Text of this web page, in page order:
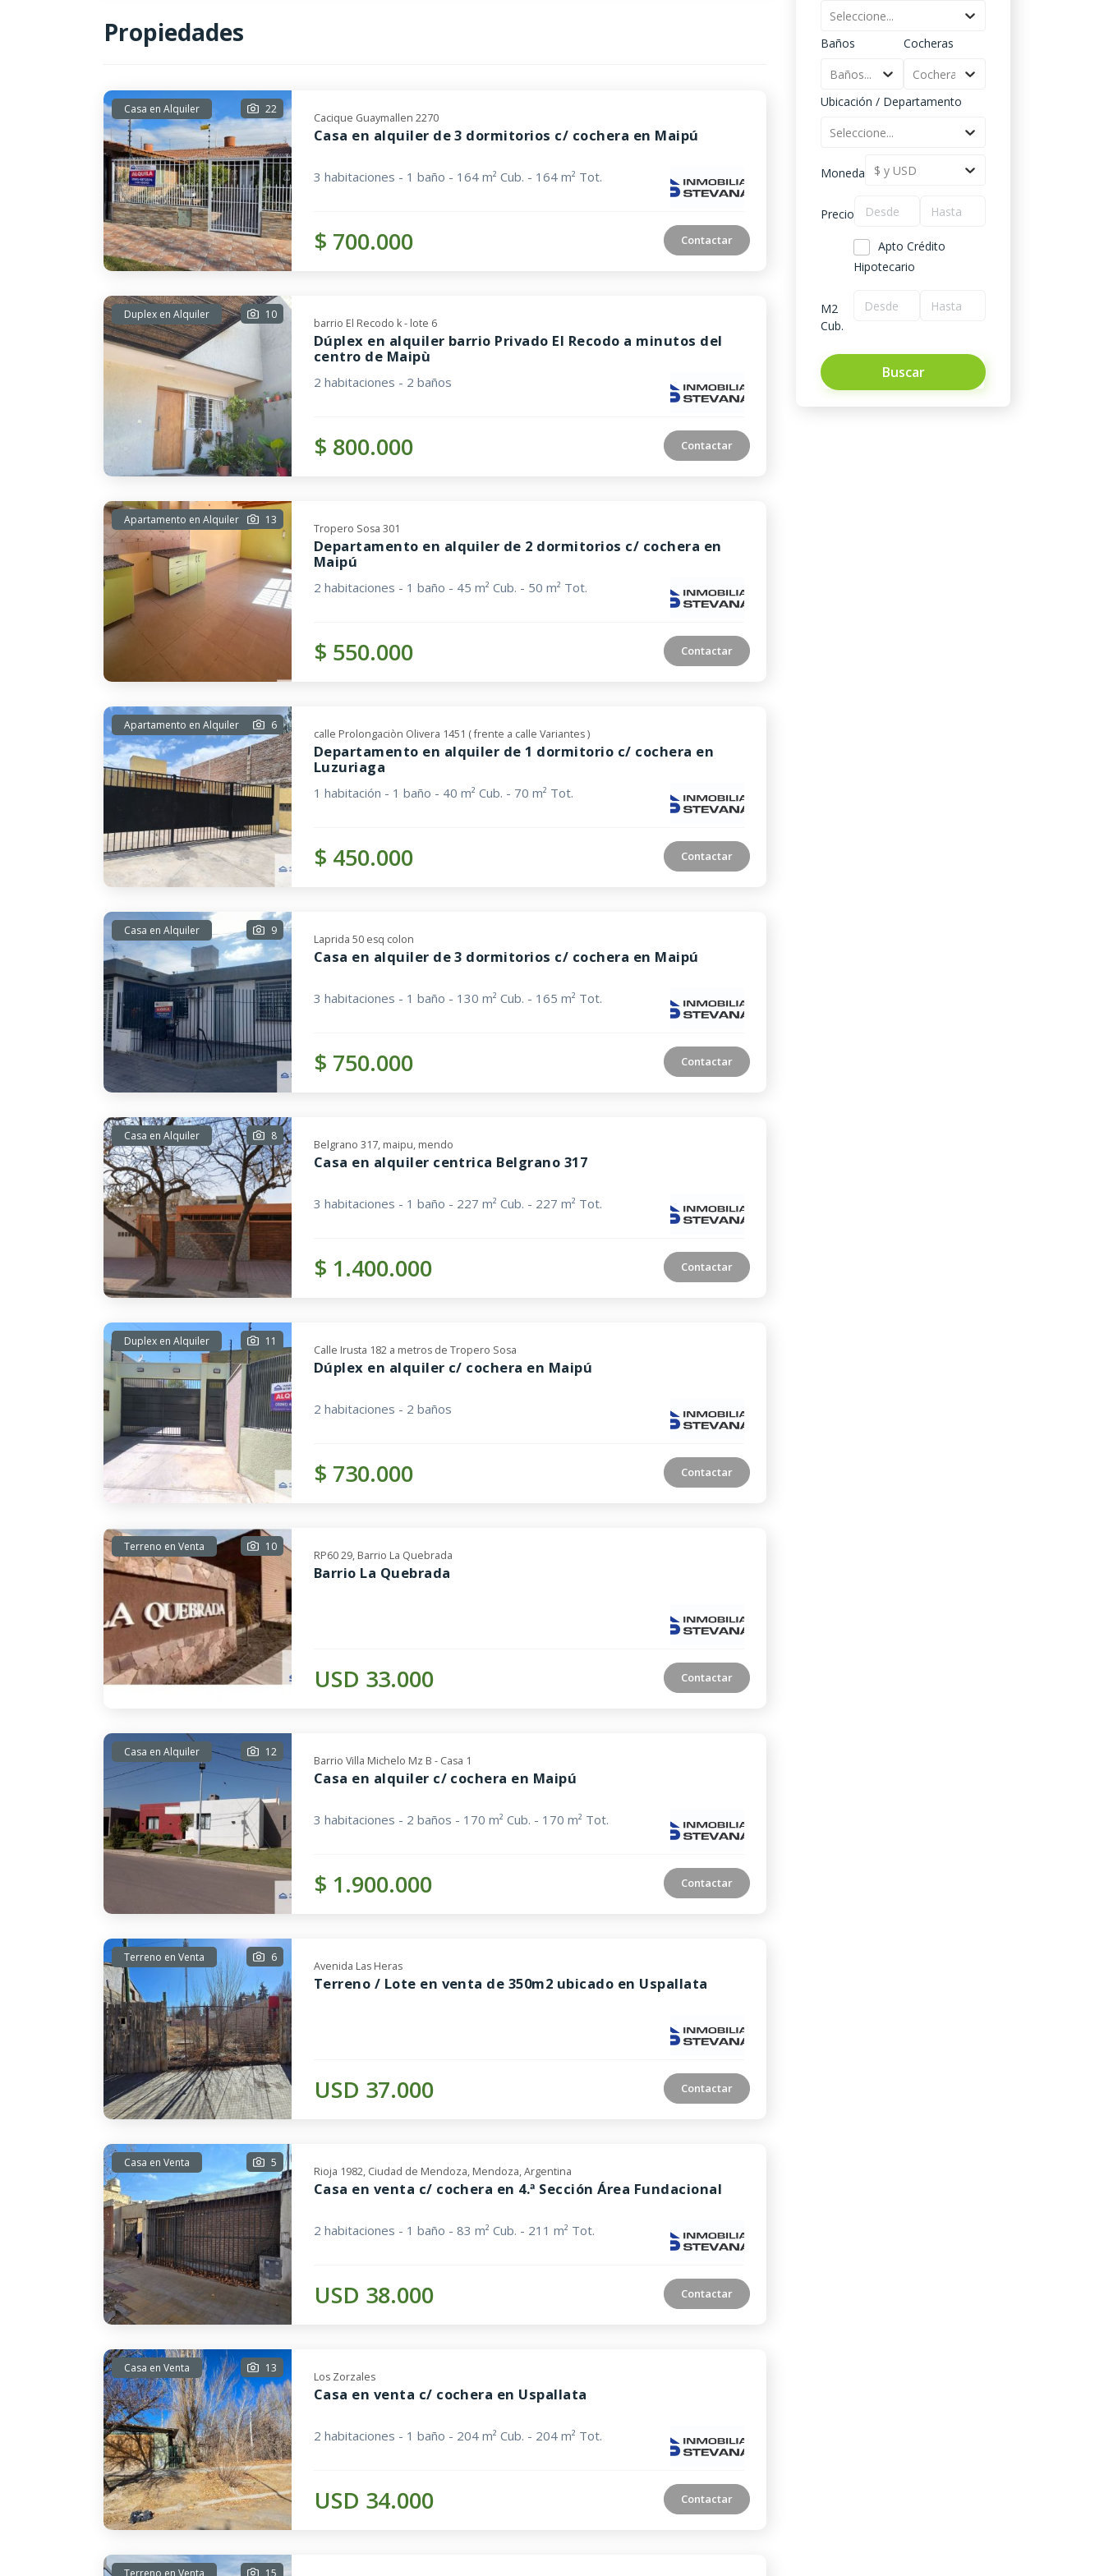
Propiedades
Casa en Alquiler 22
Cacique Guaymallen 2270
Casa en alquiler de 3 dormitorios c/ cochera en Maipú
3 habitaciones - 1 baño - 164 m² Cub. - 164 m² Tot.
$ 700.000 Contactar
Duplex en Alquiler 10
barrio El Recodo k - lote 6
Dúplex en alquiler barrio Privado El Recodo a minutos del
centro de Maipù
2 habitaciones - 2 baños
$ 800.000 Contactar
Apartamento en Alquiler 13
Tropero Sosa 301
Departamento en alquiler de 2 dormitorios c/ cochera en
Maipú
2 habitaciones - 1 baño - 45 m² Cub. - 50 m² Tot.
$ 550.000 Contactar
Apartamento en Alquiler 6
calle Prolongaciòn Olivera 1451 ( frente a calle Variantes )
Departamento en alquiler de 1 dormitorio c/ cochera en
Luzuriaga
1 habitación - 1 baño - 40 m² Cub. - 70 m² Tot.
$ 450.000 Contactar
Casa en Alquiler 9
Laprida 50 esq colon
Casa en alquiler de 3 dormitorios c/ cochera en Maipú
3 habitaciones - 1 baño - 130 m² Cub. - 165 m² Tot.
$ 750.000 Contactar
Casa en Alquiler 8
Belgrano 317, maipu, mendo
Casa en alquiler centrica Belgrano 317
3 habitaciones - 1 baño - 227 m² Cub. - 227 m² Tot.
$ 1.400.000 Contactar
Duplex en Alquiler 11
Calle Irusta 182 a metros de Tropero Sosa
Dúplex en alquiler c/ cochera en Maipú
2 habitaciones - 2 baños
$ 730.000 Contactar
Terreno en Venta 10
RP60 29, Barrio La Quebrada
Barrio La Quebrada
USD 33.000 Contactar
Casa en Alquiler 12
Barrio Villa Michelo Mz B - Casa 1
Casa en alquiler c/ cochera en Maipú
3 habitaciones - 2 baños - 170 m² Cub. - 170 m² Tot.
$ 1.900.000 Contactar
Terreno en Venta 6
Avenida Las Heras
Terreno / Lote en venta de 350m2 ubicado en Uspallata
USD 37.000 Contactar
Casa en Venta 5
Rioja 1982, Ciudad de Mendoza, Mendoza, Argentina
Casa en venta c/ cochera en 4.ª Sección Área Fundacional
2 habitaciones - 1 baño - 83 m² Cub. - 211 m² Tot.
USD 38.000 Contactar
Casa en Venta 13
Los Zorzales
Casa en venta c/ cochera en Uspallata
2 habitaciones - 1 baño - 204 m² Cub. - 204 m² Tot.
USD 34.000 Contactar
Seleccione...
Baños
Baños...
Cocheras
Cocheras...
Ubicación / Departamento
Seleccione...
Moneda $ y USD
Precio
Apto Crédito
Hipotecario
M2
Cub.
Buscar